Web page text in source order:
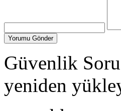
Güvenlik
yeniden